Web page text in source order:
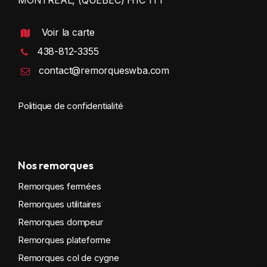
Voir la carte
438-812-3355
contact@remorqueswba.com
Politique de confidentialité
Nos remorques
Remorques fermées
Remorques utilitaires
Remorques dompeur
Remorques plateforme
Remorques col de cygne